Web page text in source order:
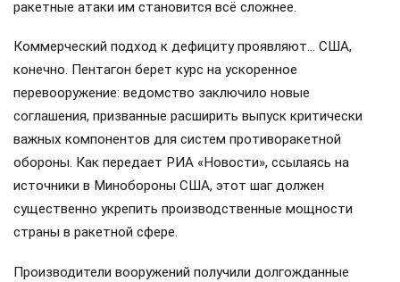
ракетные атаки им становится всё сложнее.
Коммерческий подход к дефициту проявляют… США,
конечно. Пентагон берет курс на ускоренное
перевооружение: ведомство заключило новые
соглашения, призванные расширить выпуск критически
важных компонентов для систем противоракетной
обороны. Как передает РИА «Новости», ссылаясь на
источники в Минобороны США, этот шаг должен
существенно укрепить производственные мощности
страны в ракетной сфере.
Производители вооружений получили долгожданные